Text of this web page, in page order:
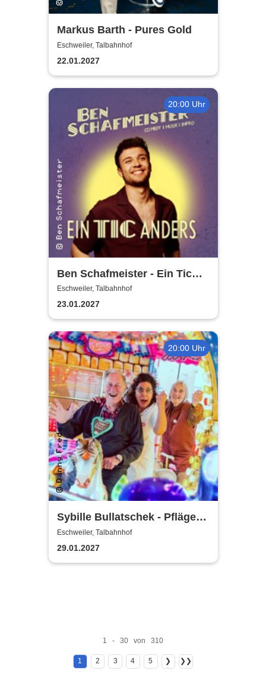
Markus Barth - Pures Gold
Eschweiler, Talbahnhof
22.01.2027
20:00 Uhr
Ben Schafmeister - Ein Tic
anders
Eschweiler, Talbahnhof
23.01.2027
20:00 Uhr
Sybille Bullatschek - Pfläge
lieber ungewöhnlich
Eschweiler, Talbahnhof
29.01.2027
1 - 30 von 310
1 2 3 4 5 ❯ ❯❯